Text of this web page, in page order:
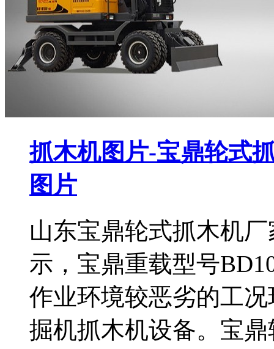
抓木机图片-宝鼎轮式
图片
山东宝鼎轮式抓木机
示，宝鼎重载型号
作业环境较恶劣的工
掘机抓木机设备。宝